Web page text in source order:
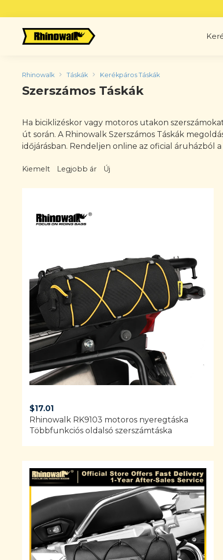
to
content
Rhinowalk Táskák Kerékpáros Táskák
Szerszámos Táskák
Ha biciklizéskor vagy motoros utakon
út során. A Rhinowalk Szerszámos Táskák
időjárásban. Rendeljen online az oficial áruházból
Kiemelt Legjobb ár Új
$17.01
Rhinowalk RK9103 ​​motoros nyeregtáska
Többfunkciós oldalsó szerszámtáska